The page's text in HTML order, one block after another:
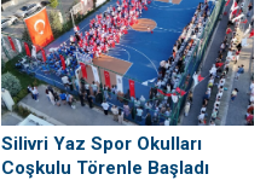
Silivri Yaz Spor Okulları
Coşkulu Törenle Başladı